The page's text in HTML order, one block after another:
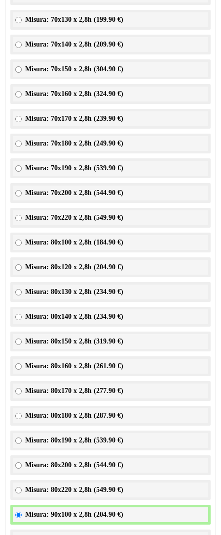
Misura: 70x130 x 2,8h (199.90 €)
Misura: 70x140 x 2,8h (209.90 €)
Misura: 70x150 x 2,8h (304.90 €)
Misura: 70x160 x 2,8h (324.90 €)
Misura: 70x170 x 2,8h (239.90 €)
Misura: 70x180 x 2,8h (249.90 €)
Misura: 70x190 x 2,8h (539.90 €)
Misura: 70x200 x 2,8h (544.90 €)
Misura: 70x220 x 2,8h (549.90 €)
Misura: 80x100 x 2,8h (184.90 €)
Misura: 80x120 x 2,8h (204.90 €)
Misura: 80x130 x 2,8h (234.90 €)
Misura: 80x140 x 2,8h (234.90 €)
Misura: 80x150 x 2,8h (319.90 €)
Misura: 80x160 x 2,8h (261.90 €)
Misura: 80x170 x 2,8h (277.90 €)
Misura: 80x180 x 2,8h (287.90 €)
Misura: 80x190 x 2,8h (539.90 €)
Misura: 80x200 x 2,8h (544.90 €)
Misura: 80x220 x 2,8h (549.90 €)
Misura: 90x100 x 2,8h (204.90 €)